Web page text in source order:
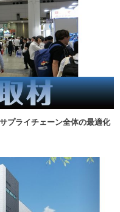
プライチェーン全体の最適化